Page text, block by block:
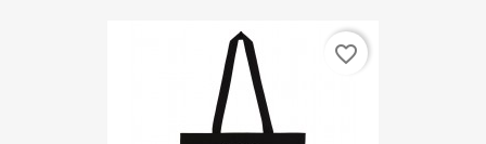
favorite_border